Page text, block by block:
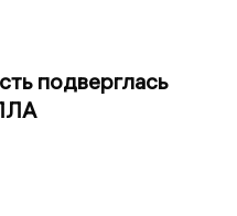
подверглась